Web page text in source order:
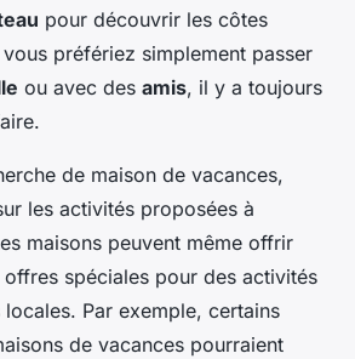
pour découvrir les côtes
préfériez simplement passer
ou avec des amis, il y a toujours
de maison de vacances,
les activités proposées à
maisons peuvent même offrir
spéciales pour des activités
Par exemple, certains
de vacances pourraient